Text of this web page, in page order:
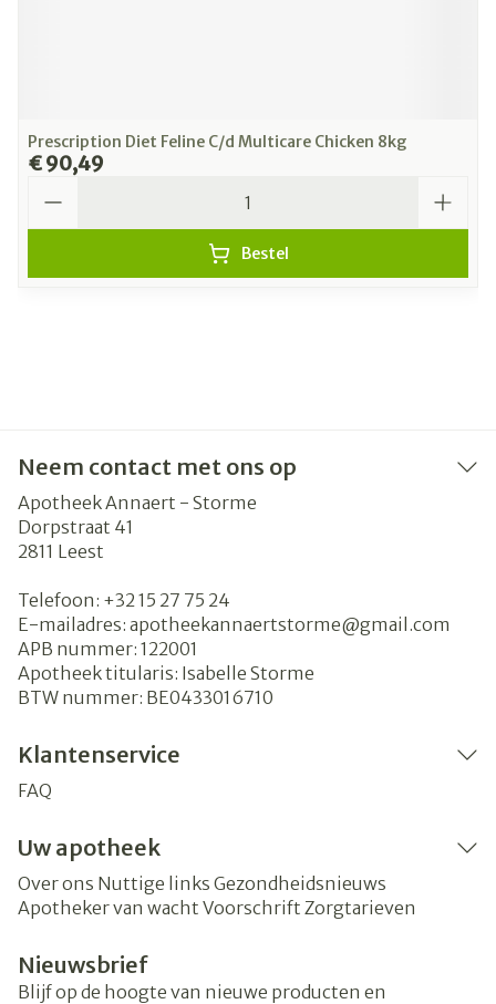
Prescription Diet Feline C/d Multicare Chicken 8kg
€ 90,49
Bestel
Neem contact met ons op
Apotheek Annaert - Storme
Dorpstraat 41
2811 Leest
Telefoon: +32 15 27 75 24
E-mailadres: apotheekannaertstorme@gmail.com
APB nummer: 122001
Apotheek titularis: Isabelle Storme
BTW nummer: BE0433016710
Klantenservice
FAQ
Uw apotheek
Over ons Nuttige links Gezondheidsnieuws
Apotheker van wacht Voorschrift Zorgtarieven
Nieuwsbrief
Blijf op de hoogte van nieuwe producten en